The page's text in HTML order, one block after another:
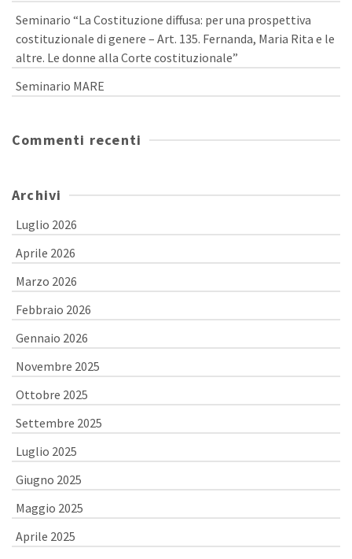
Seminario “La Costituzione diffusa: per una prospettiva
costituzionale di genere – Art. 135. Fernanda, Maria Rita e le
altre. Le donne alla Corte costituzionale”
Seminario MARE
Commenti recenti
Archivi
Luglio 2026
Aprile 2026
Marzo 2026
Febbraio 2026
Gennaio 2026
Novembre 2025
Ottobre 2025
Settembre 2025
Luglio 2025
Giugno 2025
Maggio 2025
Aprile 2025